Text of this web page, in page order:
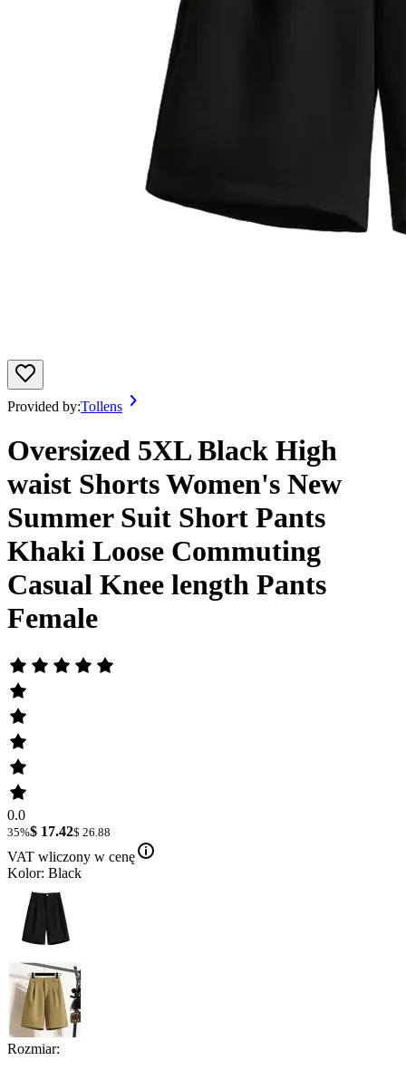
Provided by:Tollens
Oversized 5XL Black High
waist Shorts Women's New
Summer Suit Short Pants
Khaki Loose Commuting
Casual Knee length Pants
Female
0.0
35%$ 17.42$ 26.88
VAT wliczony w cenę
Kolor: Black
Rozmiar: